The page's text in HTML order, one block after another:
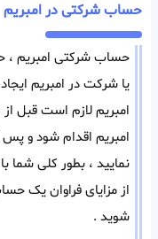
حساب شرکتی در امبریم
حساب شرکتی امبریم
یا شرکت در امبریم
امبریم لازم است قبل
امبریم اقدام شود و
نمایید ، بطور کلی شما
از مزایای فراوان یک
شوید .